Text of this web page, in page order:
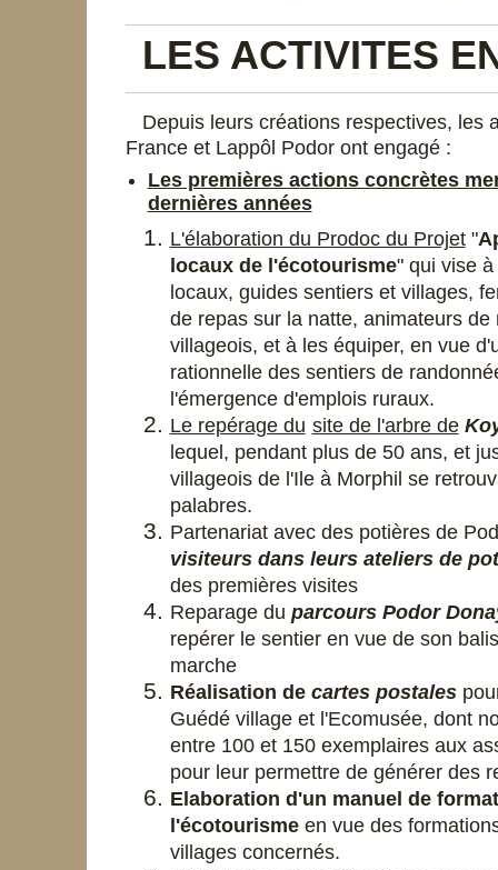
LES ACTIVITES
Depuis leurs créations respectives, les
France et Lappôl Podor ont engagé :
Les premières actions concrètes
dernières années
L'élaboration du Prodoc du Projet"
locaux de l'écotourisme" qui vise
locaux, guides sentiers et villages,
de repas sur la natte, animateurs de
villageois, et à les équiper, en vue
rationnelle des sentiers de
l'émergence d'emplois ruraux.
Le repérage du site de l'arbre de
lequel, pendant plus de 50 ans, et
villageois de l'Ile à Morphil se
palabres.
Partenariat avec des potières de
visiteurs dans leurs ateliers de
des premières visites
Reparage du parcours Podor
repérer le sentier en vue de son
marche
Réalisation de cartes postales
Guédé village et l'Ecomusée, dont
entre 100 et 150 exemplaires aux
pour leur permettre de générer des
Elaboration d'un manuel de
l'écotourismeen vue des
villages concernés.